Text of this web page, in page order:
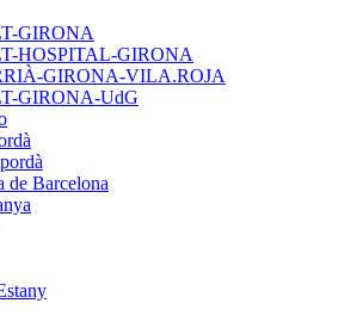
GIRONA
HOSPITAL-GIRONA
GIRONA-VILA.ROJA
GIRONA-UdG
de Barcelona